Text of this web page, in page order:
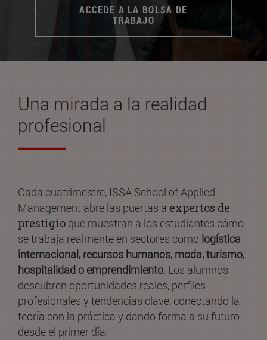
ACCEDE A LA BOLSA DE
TRABAJO
Una mirada a la realidad
profesional
Cada cuatrimestre, ISSA School of Applied
Management abre las puertas a expertos de
prestigio que muestran a los estudiantes cómo
se trabaja realmente en sectores como logística
internacional, recursos humanos, moda, turismo,
hospitalidad o emprendimiento. Los alumnos
descubren oportunidades reales, perfiles
profesionales y tendencias clave, conectando la
teoría con la práctica y dando forma a su futuro
desde el primer día.